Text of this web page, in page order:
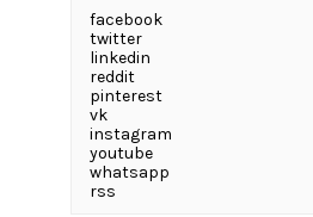
facebook
twitter
linkedin
reddit
pinterest
vk
instagram
youtube
whatsapp
rss